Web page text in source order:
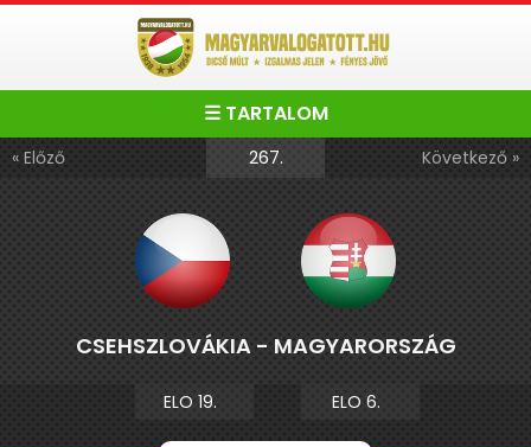
☰ TARTALOM
« Előző 267. Következő »
CSEHSZLOVÁKIA - MAGYARORSZÁG
ELO 19. ELO 6.